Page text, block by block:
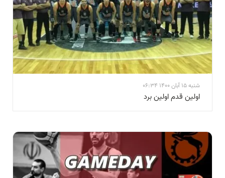
شنبه 15 آبان 1400 06:34
اولین قدم اولین برد